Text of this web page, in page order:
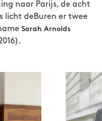
naar Parijs, de acht
licht deBuren er twee
Sarah Arnolds